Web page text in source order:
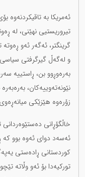
ئەمریكا بە تاقیكردنەوە
تیروریستیی نهێنی، لە
گرینگتر، ئەگەر ئەو ڕەوتە
و لەگەڵ گیرگرفتی
بەرەوڕوو بن، ڕاستییە
نێونەتەوییەكان،
زۆرەوە هێزێكی
خاڵگۆڕانی
ئەسەد دوای ئەوە بوو کە
كوردستانی ڕادەستی
توركیەدا بۆ ئەو وڵاتە